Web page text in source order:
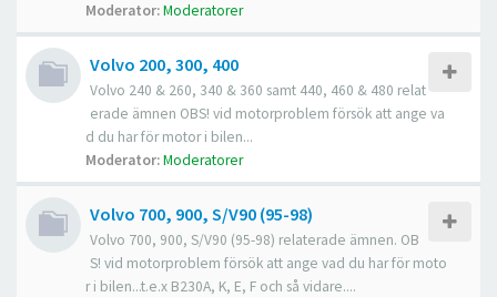
Moderator:Moderatorer
Volvo 200, 300, 400
Volvo 240 & 260, 340 & 360 samt 440, 460 & 480 relat
erade ämnen OBS! vid motorproblem försök att ange va
d du har för motor i bilen...
Moderator:Moderatorer
Volvo 700, 900, S/V90 (95-98)
Volvo 700, 900, S/V90 (95-98) relaterade ämnen. OB
S! vid motorproblem försök att ange vad du har för moto
r i bilen...t.e.x B230A, K, E, F och så vidare....